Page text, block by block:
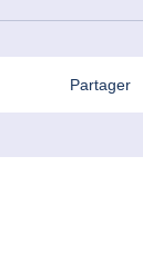
Partager